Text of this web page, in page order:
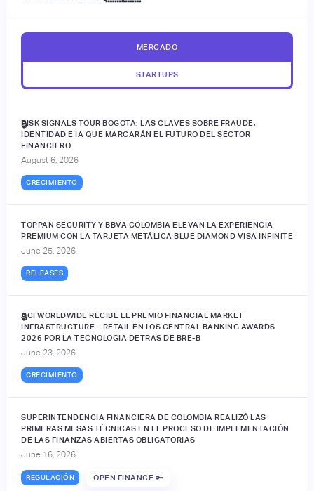
MERCADO
STARTUPS
RISK SIGNALS TOUR BOGOTÁ: LAS CLAVES SOBRE FRAUDE,
IDENTIDAD E IA QUE MARCARÁN EL FUTURO DEL SECTOR
FINANCIERO
August 6, 2026
CRECIMIENTO
🔒
TOPPAN SECURITY Y BBVA COLOMBIA ELEVAN LA EXPERIENCIA
PREMIUM CON LA TARJETA METÁLICA BLUE DIAMOND VISA INFINITE
June 25, 2026
RELEASES
ACI WORLDWIDE RECIBE EL PREMIO FINANCIAL MARKET
INFRASTRUCTURE – RETAIL EN LOS CENTRAL BANKING AWARDS
2026 POR LA TECNOLOGÍA DETRÁS DE BRE-B
June 23, 2026
CRECIMIENTO
🔒
SUPERINTENDENCIA FINANCIERA DE COLOMBIA REALIZÓ LAS
PRIMERAS MESAS TÉCNICAS EN EL PROCESO DE IMPLEMENTACIÓN
DE LAS FINANZAS ABIERTAS OBLIGATORIAS
June 16, 2026
REGULACIÓN OPEN FINANCE 🔑